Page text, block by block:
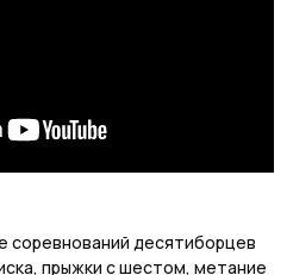
соревнований десятиборцев
прыжки с шестом, метание